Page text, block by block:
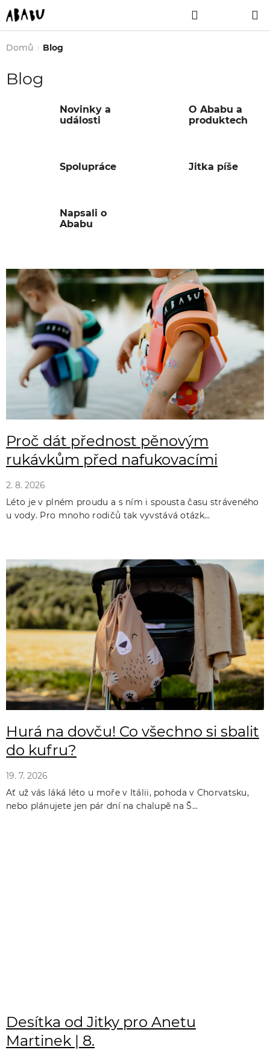
Přejít
na
obsah
NÁKUPNÍ
KOŠÍK
Domů
Blog
Blog
Novinky a
události
O Ababu a
produktech
Spolupráce Jitka píše
Napsali o
Ababu
V
ý
p
i
n
k
ů
Proč dát přednost pěnovým
rukávkům před nafukovacími
2. 8. 2026
Léto je v plném proudu a s ním i spousta času stráveného
u vody. Pro mnoho rodičů tak vyvstává otázk...
Hurá na dovču! Co všechno si sbalit
do kufru?
19. 7. 2026
Ať už vás láká léto u moře v Itálii, pohoda v Chorvatsku,
nebo plánujete jen pár dní na chalupě na Š...
Desítka od Jitky pro Anetu
Martinek | 8.